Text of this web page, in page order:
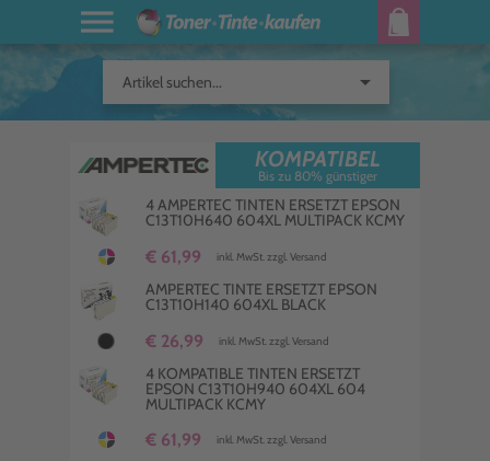
Artikel suchen... arrow_drop_down
KOMPATIBEL
Bis zu 80% günstiger
4 AMPERTEC TINTEN ERSETZT EPSON
C13T10H640 604XL MULTIPACK KCMY
€ 61,99 inkl. MwSt. zzgl. Versand
AMPERTEC TINTE ERSETZT EPSON
C13T10H140 604XL BLACK
€ 26,99 inkl. MwSt. zzgl. Versand
4 KOMPATIBLE TINTEN ERSETZT
EPSON C13T10H940 604XL 604
MULTIPACK KCMY
€ 61,99 inkl. MwSt. zzgl. Versand